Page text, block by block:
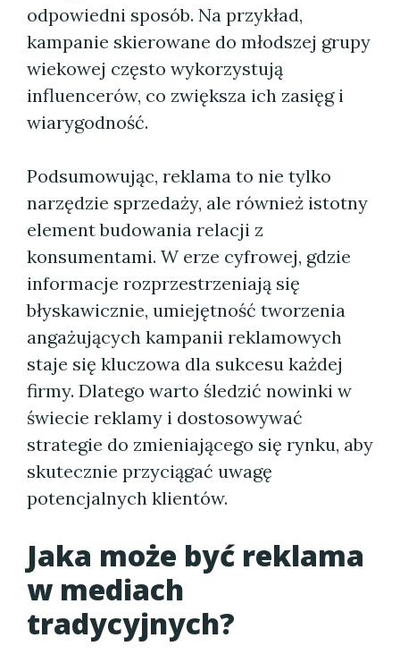
odpowiedni sposób. Na przykład,
kampanie skierowane do młodszej grupy
wiekowej często wykorzystują
influencerów, co zwiększa ich zasięg i
wiarygodność.
Podsumowując, reklama to nie tylko
narzędzie sprzedaży, ale również istotny
element budowania relacji z
konsumentami. W erze cyfrowej, gdzie
informacje rozprzestrzeniają się
błyskawicznie, umiejętność tworzenia
angażujących kampanii reklamowych
staje się kluczowa dla sukcesu każdej
firmy. Dlatego warto śledzić nowinki w
świecie reklamy i dostosowywać
strategie do zmieniającego się rynku, aby
skutecznie przyciągać uwagę
potencjalnych klientów.
Jaka może być reklama
w mediach
tradycyjnych?